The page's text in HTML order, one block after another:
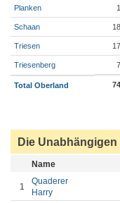
Planken
Schaan
Triesen
Triesenberg
Total Oberland
Die Unabhängigen
Name
1
Quaderer
Harry